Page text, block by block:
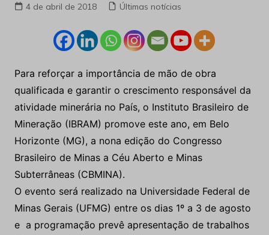
4 de abril de 2018 Últimas notícias
Para reforçar a importância de mão de obra
qualificada e garantir o crescimento responsável da
atividade minerária no País, o Instituto Brasileiro de
Mineração (IBRAM) promove este ano, em Belo
Horizonte (MG), a nona edição do Congresso
Brasileiro de Minas a Céu Aberto e Minas
Subterrâneas (CBMINA).
O evento será realizado na Universidade Federal de
Minas Gerais (UFMG) entre os dias 1º a 3 de agosto
e a programação prevê apresentação de trabalhos